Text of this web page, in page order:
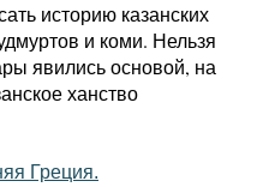
историю казанских
и коми. Нельзя
явились основой, на
ханство
Греция.